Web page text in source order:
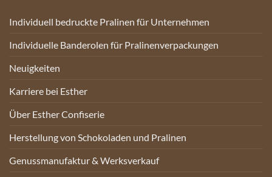
Individuell bedruckte Pralinen für Unternehmen
Individuelle Banderolen für Pralinenverpackungen
Neuigkeiten
Karriere bei Esther
Über Esther Confiserie
Herstellung von Schokoladen und Pralinen
Genussmanufaktur & Werksverkauf